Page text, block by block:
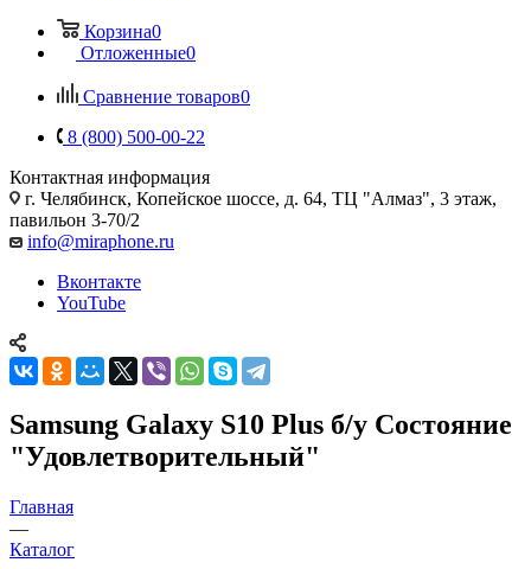
Корзина0
Отложенные0
Сравнение товаров0
8 (800) 500-00-22
Контактная информация
г. Челябинск, Копейское шоссе, д. 64, ТЦ "Алмаз", 3 этаж,
павильон 3-70/2
info@miraphone.ru
Вконтакте
YouTube
Samsung Galaxy S10 Plus б/у Состояние
"Удовлетворительный"
Главная
—
Каталог